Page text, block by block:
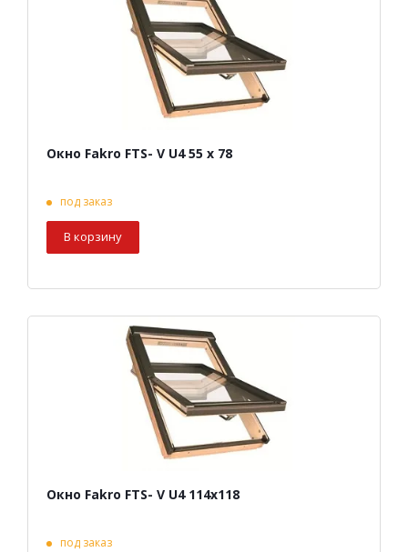
Окно Fakro FTS- V U4 55 х 78
под заказ
В корзину
Окно Fakro FTS- V U4 114х118
под заказ